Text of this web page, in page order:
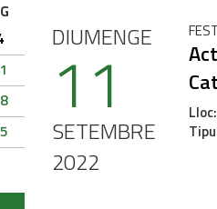
DIUMENGE
11
SETEMBRE
2022
Lloc